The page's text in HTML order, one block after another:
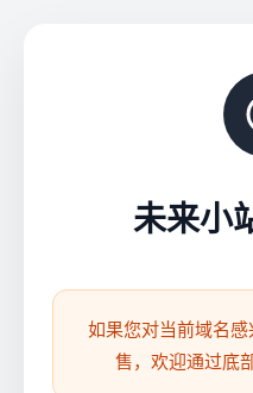
未来小
如果您对当前域名
售，欢迎通过底